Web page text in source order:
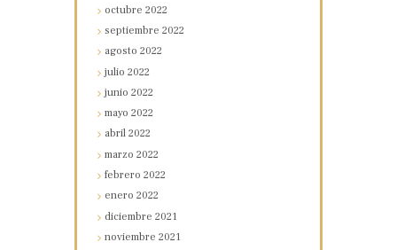
octubre2022
septiembre2022
agosto2022
julio2022
junio2022
mayo2022
abril2022
marzo2022
febrero2022
enero2022
diciembre2021
noviembre2021